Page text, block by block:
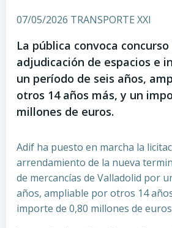
07/05/2026 TRANSPORTE XXI
La pública convoca
adjudicación de espacios e
un período de seis años,
otros 14 años más, y un
millones de euros.
Adif ha puesto en marcha la
arrendamiento de la nueva
de mercancías de Valladolid por
años, ampliable por otros 14
importe de 0,80 millones de